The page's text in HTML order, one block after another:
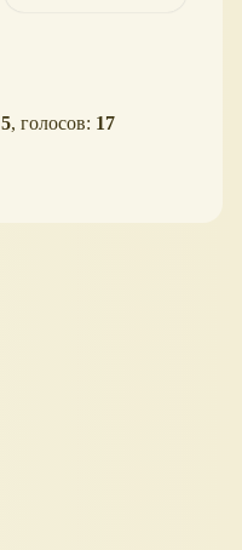
5, голосов: 17